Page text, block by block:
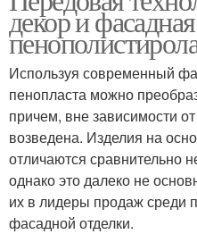
декор и
Используя современный
пенопласта можно
причем, вне зависимости
возведена. Изделия на
отличаются сравнительно
однако это далеко не
их в лидеры продаж среди
фасадной отделки.